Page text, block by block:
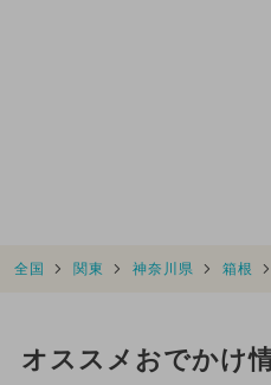
全国 関東 神奈川県 箱根
オススメおでかけ